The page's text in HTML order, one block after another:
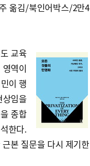
옮김/북인어박스/2만4
교육
역이
이 행
임을
종합
한다.
본 질문을 다시 제기한